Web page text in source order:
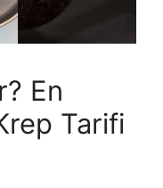
En
Tarifi